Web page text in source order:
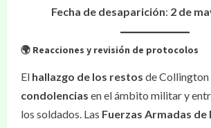
Fecha de desaparición: 2 de
🌍 Reacciones y revisión de protocolos
El hallazgo de los restos de Collington
condolencias en el ámbito militar y
los soldados. Las Fuerzas Armadas de